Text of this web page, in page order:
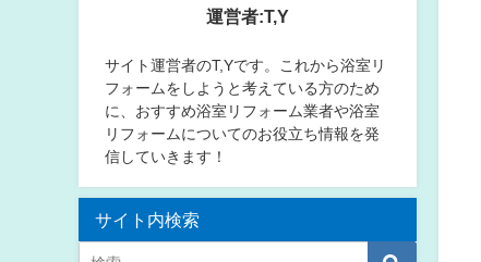
運営者:T,Y
サイト運営者のT,Yです。これから浴室リ
フォームをしようと考えている方のため
に、おすすめ浴室リフォーム業者や浴室
リフォームについてのお役立ち情報を発
信していきます！
サイト内検索